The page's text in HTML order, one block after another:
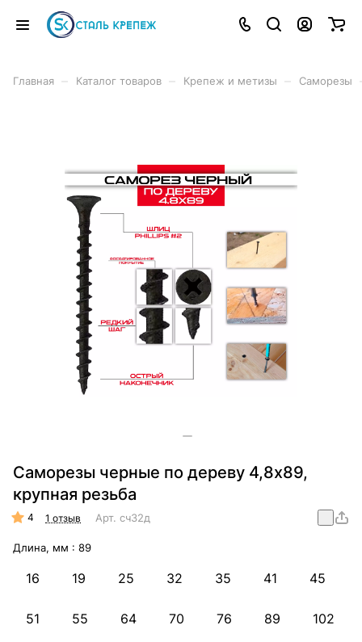
Главная Каталог товаров Крепеж и метизы Саморезы
Саморезы черные по дереву 4,8х89,
крупная резьба
4 1 отзыв Арт. сч32д
Длина, мм : 89
16 19 25 32 35 41 45
51 55 64 70 76 89 102